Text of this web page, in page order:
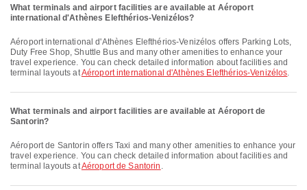
What terminals and airport facilities are available at Aéroport
international d'Athènes Elefthérios-Venizélos?
Aéroport international d'Athènes Elefthérios-Venizélos offers Parking Lots,
Duty Free Shop, Shuttle Bus and many other amenities to enhance your
travel experience. You can check detailed information about facilities and
terminal layouts atAéroport international d'Athènes Elefthérios-Venizélos.
What terminals and airport facilities are available at Aéroport de
Santorin?
Aéroport de Santorin offers Taxi and many other amenities to enhance your
travel experience. You can check detailed information about facilities and
terminal layouts atAéroport de Santorin .